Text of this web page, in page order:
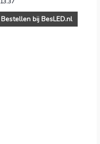
Bestellen bij BesLED.nl